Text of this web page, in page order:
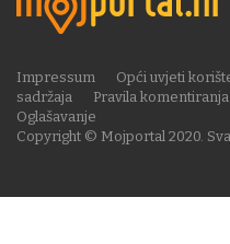
Copyright © Mojportal 2020.
Impressum Opći uvjeti
sadržaja
Pravila komentiranja
Oglašavanje